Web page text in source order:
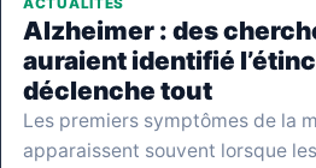
ACTUALITÉS
Alzheimer : des
auraient identifié
déclenche tout
Les premiers symptômes de la
apparaissent souvent lorsque